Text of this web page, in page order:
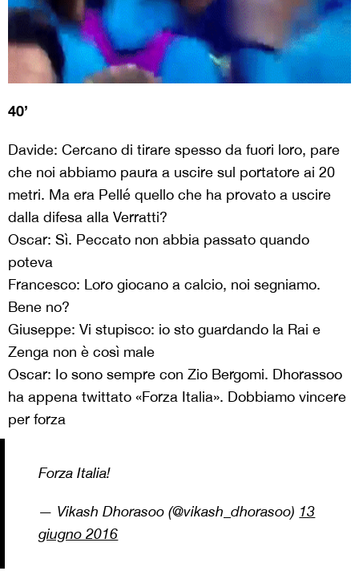
40’
Davide: Cercano di tirare spesso da fuori loro, pare
che noi abbiamo paura a uscire sul portatore ai 20
metri. Ma era Pellé quello che ha provato a uscire
dalla difesa alla Verratti?
Oscar: Sì. Peccato non abbia passato quando
poteva
Francesco: Loro giocano a calcio, noi segniamo.
Bene no?
Giuseppe: Vi stupisco: io sto guardando la Rai e
Zenga non è così male
Oscar: Io sono sempre con Zio Bergomi. Dhorassoo
ha appena twittato «Forza Italia». Dobbiamo vincere
per forza
Forza Italia!
— Vikash Dhorasoo (@vikash_dhorasoo) 13
giugno 2016